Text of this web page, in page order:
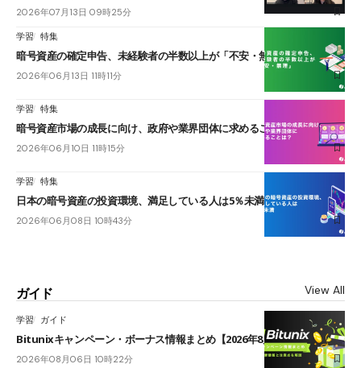
2026年07月13日 09時25分
学習 特集
暗号資産の確定申告、未経験者の半数以上が「不安・無理」
2026年06月13日 11時11分
学習 特集
暗号資産市場の成長に向け、政府や業界団体に求めることは？
2026年06月10日 11時15分
学習 特集
日本の暗号資産の投資環境、満足している人は5％未満
2026年06月08日 10時43分
ガイド View All
学習 ガイド
Bitunixキャンペーン・ボーナス情報まとめ【2026年8月最新】
2026年08月06日 10時22分